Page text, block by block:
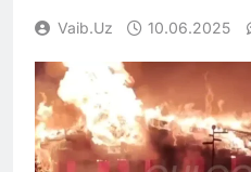
Vaib.uz 10.06.2025